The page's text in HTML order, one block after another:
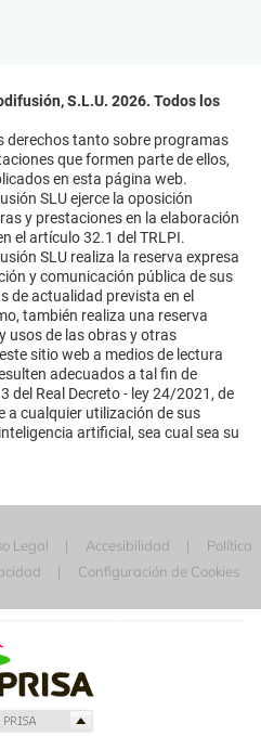
S.L.U. 2026. Todos los
derechos tanto sobre programas
que formen parte de ellos,
en esta página web.
SLU ejerce la oposición
y prestaciones en la elaboración
el artículo 32.1 del TRLPI.
SLU realiza la reserva expresa
y comunicación pública de sus
de actualidad prevista en el
también realiza una reserva
usos de las obras y otras
sitio web a medios de lectura
adecuados a tal fin de
del Real Decreto - ley 24/2021, de
a cualquier utilización de sus
artificial, sea cual sea su
Legal Accesibilidad
Política
Configuración de Cookies